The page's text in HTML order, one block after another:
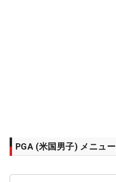
PGA (米国男子) メニュー